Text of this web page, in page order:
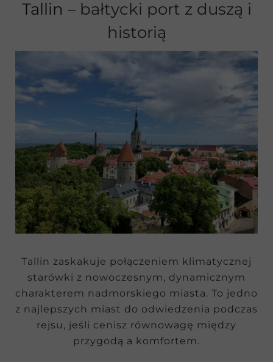
Tallin – bałtycki port z duszą i
historią
Tallin zaskakuje połączeniem klimatycznej
starówki z nowoczesnym, dynamicznym
charakterem nadmorskiego miasta. To jedno
z najlepszych miast do odwiedzenia podczas
rejsu, jeśli cenisz równowagę między
przygodą a komfortem.